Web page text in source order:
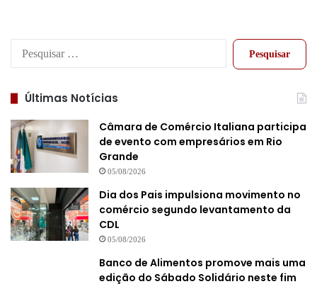
Pesquisar
Últimas Notícias
Câmara de Comércio Italiana participa
de evento com empresários em Rio
Grande
05/08/2026
Dia dos Pais impulsiona movimento no
comércio segundo levantamento da
CDL
05/08/2026
Banco de Alimentos promove mais uma
edição do Sábado Solidário neste fim